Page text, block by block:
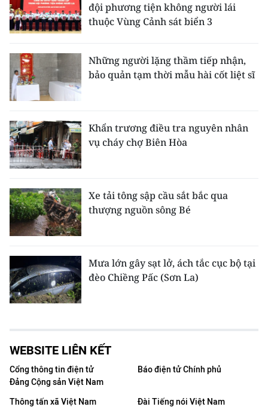
đội phương tiện không người lái
thuộc Vùng Cảnh sát biển 3
Những người lặng thầm tiếp nhận,
bảo quản tạm thời mẫu hài cốt liệt sĩ
Khẩn trương điều tra nguyên nhân
vụ cháy chợ Biên Hòa
Xe tải tông sập cầu sắt bắc qua
thượng nguồn sông Bé
Mưa lớn gây sạt lở, ách tắc cục bộ tại
đèo Chiềng Pấc (Sơn La)
WEBSITE LIÊN KẾT
Cổng thông tin điện tử
Đảng Cộng sản Việt Nam
Báo điện tử Chính phủ
Thông tấn xã Việt Nam
Đài Tiếng nói Việt Nam